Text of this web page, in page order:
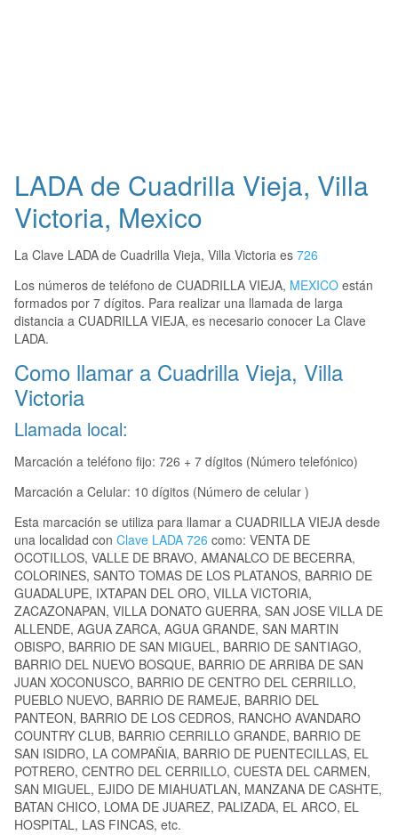
LADA de Cuadrilla Vieja, Villa
Victoria, Mexico
La Clave LADA de Cuadrilla Vieja, Villa Victoria es 726
Los números de teléfono de CUADRILLA VIEJA, MEXICO están
formados por 7 dígitos. Para realizar una llamada de larga
distancia a CUADRILLA VIEJA, es necesario conocer La Clave
LADA.
Como llamar a Cuadrilla Vieja, Villa
Victoria
Llamada local:
Marcación a teléfono fijo: 726 + 7 dígitos (Número telefónico)
Marcación a Celular: 10 dígitos (Número de celular )
Esta marcación se utiliza para llamar a CUADRILLA VIEJA desde
una localidad con Clave LADA 726 como: VENTA DE
OCOTILLOS, VALLE DE BRAVO, AMANALCO DE BECERRA,
COLORINES, SANTO TOMAS DE LOS PLATANOS, BARRIO DE
GUADALUPE, IXTAPAN DEL ORO, VILLA VICTORIA,
ZACAZONAPAN, VILLA DONATO GUERRA, SAN JOSE VILLA DE
ALLENDE, AGUA ZARCA, AGUA GRANDE, SAN MARTIN
OBISPO, BARRIO DE SAN MIGUEL, BARRIO DE SANTIAGO,
BARRIO DEL NUEVO BOSQUE, BARRIO DE ARRIBA DE SAN
JUAN XOCONUSCO, BARRIO DE CENTRO DEL CERRILLO,
PUEBLO NUEVO, BARRIO DE RAMEJE, BARRIO DEL
PANTEON, BARRIO DE LOS CEDROS, RANCHO AVANDARO
COUNTRY CLUB, BARRIO CERRILLO GRANDE, BARRIO DE
SAN ISIDRO, LA COMPAÑIA, BARRIO DE PUENTECILLAS, EL
POTRERO, CENTRO DEL CERRILLO, CUESTA DEL CARMEN,
SAN MIGUEL, EJIDO DE MIAHUATLAN, MANZANA DE CASHTE,
BATAN CHICO, LOMA DE JUAREZ, PALIZADA, EL ARCO, EL
HOSPITAL, LAS FINCAS, etc.